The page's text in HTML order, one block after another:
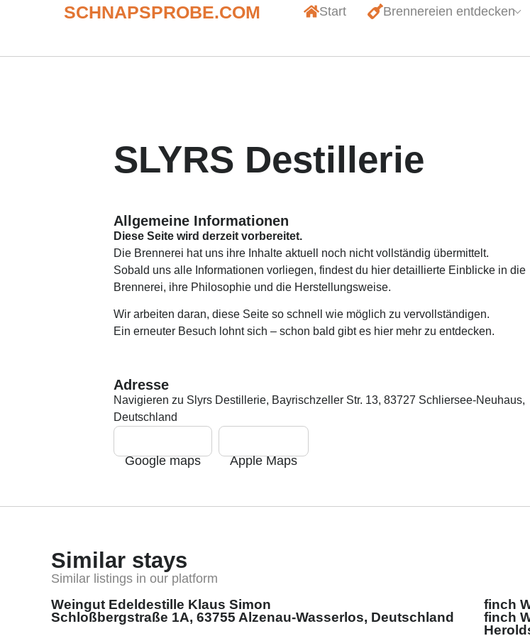
SCHNAPSPROBE.COM Start Brennereien entdecken
SLYRS Destillerie
Allgemeine Informationen
Diese Seite wird derzeit vorbereitet.
Die Brennerei hat uns ihre Inhalte aktuell noch nicht vollständig übermittelt.
Sobald uns alle Informationen vorliegen, findest du hier detaillierte Einblicke in die
Brennerei, ihre Philosophie und die Herstellungsweise.
Wir arbeiten daran, diese Seite so schnell wie möglich zu vervollständigen.
Ein erneuter Besuch lohnt sich – schon bald gibt es hier mehr zu entdecken.
Adresse
Navigieren zu Slyrs Destillerie, Bayrischzeller Str. 13, 83727 Schliersee-Neuhaus,
Deutschland
Google maps Apple Maps
Similar stays
Similar listings in our platform
Weingut Edeldestille Klaus Simon
Schloßbergstraße 1A, 63755 Alzenau-Wasserlos, Deutschland
finch
finch